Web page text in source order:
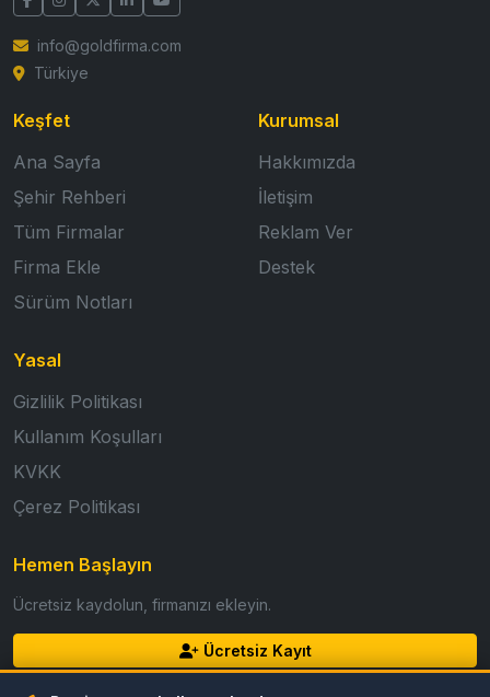
info@goldfirma.com
Türkiye
Keşfet
Ana Sayfa
Şehir Rehberi
Tüm Firmalar
Firma Ekle
Sürüm Notları
Kurumsal
Hakkımızda
İletişim
Reklam Ver
Destek
Yasal
Gizlilik Politikası
Kullanım Koşulları
KVKK
Çerez Politikası
Hemen Başlayın
Ücretsiz kaydolun, firmanızı ekleyin.
Ücretsiz Kayıt
Giriş Yap